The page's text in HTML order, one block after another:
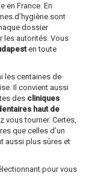
en France. En
d’hygiène sont
dossier
les autorités. Vous
en toute
les centaines de
Il convient aussi
des cliniques
haut de
vous tourner. Certes,
que celles d’un
aussi plus sûres et
pour vous